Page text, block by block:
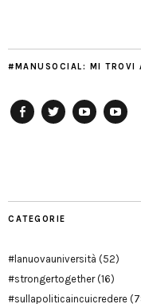
#MANUSOCIAL: MI TROVI
CATEGORIE
#lanuovauniversità (52)
#strongertogether(16)
#sullapoliticaincuicredere